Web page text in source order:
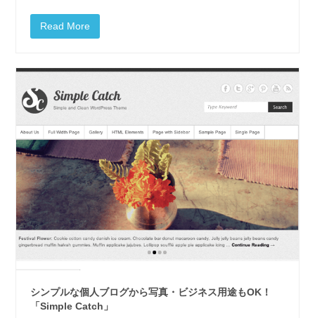
Read More
シンプルな個人ブログから写真・ビジネス用途もOK！
「Simple Catch」